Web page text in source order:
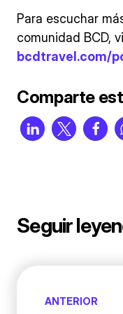
Para escuchar
comunidad BCD,
bcdtravel.com/
Comparte
Seguir
ANTERIOR